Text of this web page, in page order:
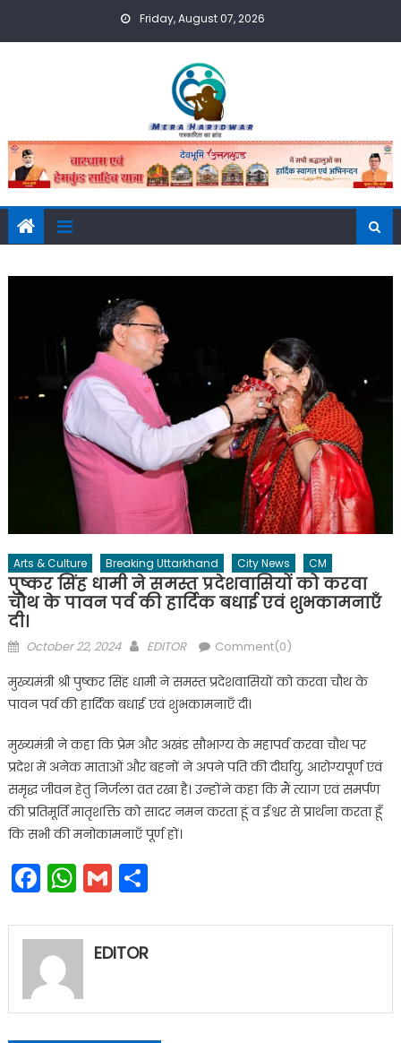
Friday, August 07, 2026
Arts & Culture Breaking Uttarkhand City News CM
पुष्कर सिंह धामी ने समस्त प्रदेशवासियों को करवा
चौथ के पावन पर्व की हार्दिक बधाई एवं शुभकामनाएँ
दी।
Posted
October 22, 2024 Author
EDITOR Comment(0)
मुख्यमंत्री श्री पुष्कर सिंह धामी ने समस्त प्रदेशवासियों को करवा चौथ के
पावन पर्व की हार्दिक बधाई एवं शुभकामनाएँ दी।
मुख्यमंत्री ने कहा कि प्रेम और अखंड सौभाग्य के महापर्व करवा चौथ पर
प्रदेश में अनेक माताओं और बहनों ने अपने पति की दीर्घायु, आरोग्यपूर्ण एवं
समृद्ध जीवन हेतु निर्जला व्रत रखा है। उन्होंने कहा कि मैं त्याग एवं समर्पण
की प्रतिमूर्ति मातृशक्ति को सादर नमन करता हूं व ईश्वर से प्रार्थना करता हूँ
कि सभी की मनोकामनाएँ पूर्ण हों।
Facebook
WhatsApp
GmailShare
EDITOR